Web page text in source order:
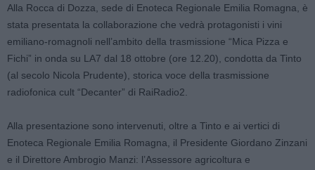
Alla Rocca di Dozza, sede di Enoteca Regionale Emilia Romagna, è
stata presentata la collaborazione che vedrà protagonisti i vini
emiliano-romagnoli nell’ambito della trasmissione “Mica Pizza e
Fichi” in onda su LA7 dal 18 ottobre (ore 12.20), condotta da Tinto
(al secolo Nicola Prudente), storica voce della trasmissione
radiofonica cult “Decanter” di RaiRadio2.
Alla presentazione sono intervenuti, oltre a Tinto e ai vertici di
Enoteca Regionale Emilia Romagna, il Presidente Giordano Zinzani
e il Direttore Ambrogio Manzi: l’Assessore agricoltura e